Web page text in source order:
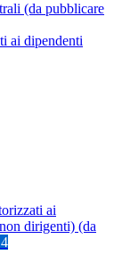
(da pubblicare
ai dipendenti
ai
dirigenti) (da